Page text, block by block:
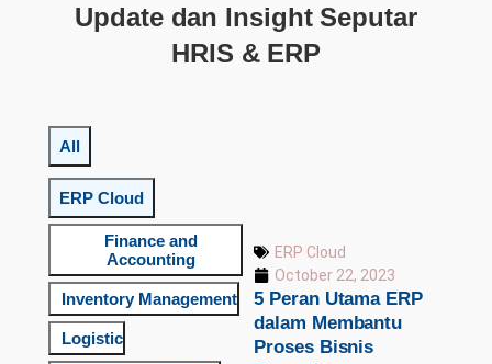
Update dan Insight Seputar
HRIS & ERP
All
ERP Cloud
Finance and
Accounting
Inventory Management
Logistic
ERP Cloud
October 22, 2023
5 Peran Utama ERP
dalam Membantu
Proses Bisnis